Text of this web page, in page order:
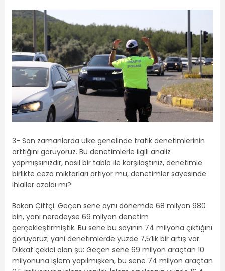
3- Son zamanlarda ülke genelinde trafik denetimlerinin
arttığını görüyoruz. Bu denetimlerle ilgili analiz
yapmışsınızdır, nasıl bir tablo ile karşılaştınız, denetimle
birlikte ceza miktarları artıyor mu, denetimler sayesinde
ihlaller azaldı mı?
Bakan Çiftçi: Geçen sene aynı dönemde 68 milyon 980
bin, yani neredeyse 69 milyon denetim
gerçekleştirmiştik. Bu sene bu sayının 74 milyona çıktığını
görüyoruz; yani denetimlerde yüzde 7,5’lik bir artış var.
Dikkat çekici olan şu: Geçen sene 69 milyon araçtan 10
milyonuna işlem yapılmışken, bu sene 74 milyon araçtan